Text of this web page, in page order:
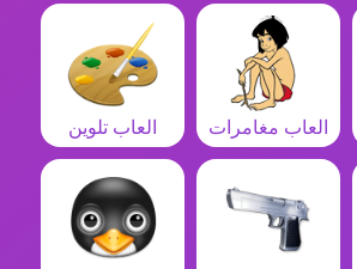
العاب مغامرات العاب تلوين